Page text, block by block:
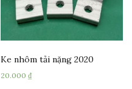
Ke nhôm tải nặng 2020
20.000₫